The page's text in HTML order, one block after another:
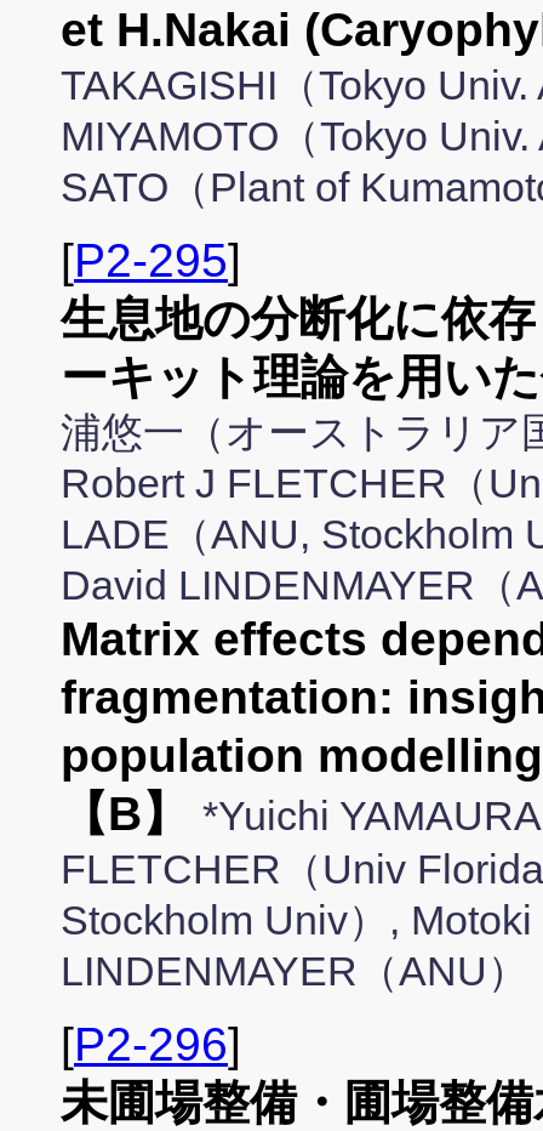
et H.Nakai
TAKAGISHI（Tokyo
MIYAMOTO（Tokyo
SATO（Plant of
[P2-295]
生息地の分断化に依
ーキット理論を用い
浦悠一（オーストラリア
Robert J FLETCHER（
LADE（ANU, Stockholm
David LINDENMAYER（
Matrix effects
fragmentation:
population
【B】
*Yuichi
FLETCHER（Univ
Stockholm Univ）,
LINDENMAYER（ANU）
[P2-296]
未圃場整備・圃場整